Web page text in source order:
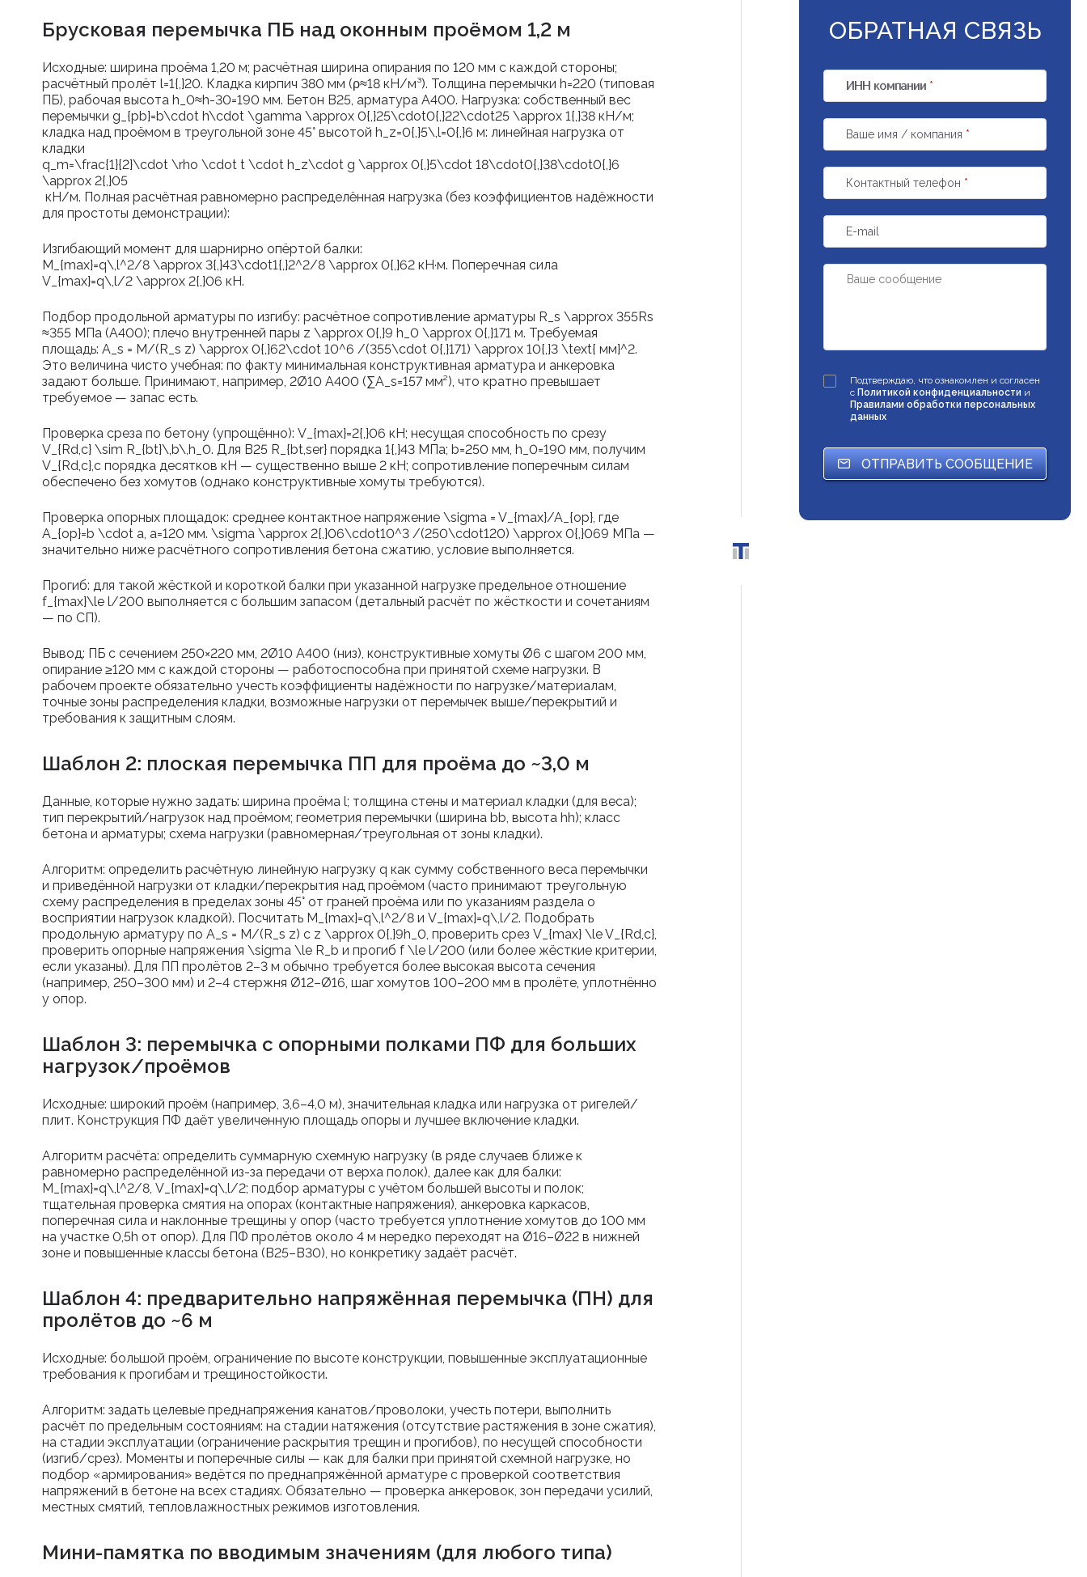
Брусковая перемычка ПБ над оконным проёмом 1,2 м
Исходные: ширина проёма 1,20 м; расчётная ширина опирания по 120 мм с каждой стороны;
расчётный пролёт l=1{,}20. Кладка кирпич 380 мм (ρ≈18 кН/м³). Толщина перемычки h=220 (типовая
ПБ), рабочая высота h_0≈h-30=190 мм. Бетон В25, арматура A400. Нагрузка: собственный вес
перемычки g_{pb}=b\cdot h\cdot \gamma \approx 0{,}25\cdot0{,}22\cdot25 \approx 1{,}38 кН/м;
кладка над проёмом в треугольной зоне 45° высотой h_z=0{,}5\,l=0{,}6 м: линейная нагрузка от
кладки
q_m=\frac{1}{2}\cdot \rho \cdot t \cdot h_z\cdot g \approx 0{,}5\cdot 18\cdot0{,}38\cdot0{,}6
\approx 2{,}05
кН/м. Полная расчётная равномерно распределённая нагрузка (без коэффициентов надёжности
для простоты демонстрации):
Изгибающий момент для шарнирно опёртой балки:
M_{max}=q\,l^2/8 \approx 3{,}43\cdot1{,}2^2/8 \approx 0{,}62 кН·м. Поперечная сила
V_{max}=q\,l/2 \approx 2{,}06 кН.
Подбор продольной арматуры по изгибу: расчётное сопротивление арматуры R_s \approx 355Rs
≈355 МПа (A400); плечо внутренней пары z \approx 0{,}9 h_0 \approx 0{,}171 м. Требуемая
площадь: A_s = M/(R_s z) \approx 0{,}62\cdot 10^6 /(355\cdot 0{,}171) \approx 10{,}3 \text{ мм}^2.
Это величина чисто учебная: по факту минимальная конструктивная арматура и анкеровка
задают больше. Принимают, например, 2Ø10 A400 (∑A_s=157 мм²), что кратно превышает
требуемое — запас есть.
Проверка среза по бетону (упрощённо): V_{max}=2{,}06 кН; несущая способность по срезу
V_{Rd,c} \sim R_{bt}\,b\,h_0. Для В25 R_{bt,ser} порядка 1{,}43 МПа; b=250 мм, h_0=190 мм, получим
V_{Rd,c}c порядка десятков кН — существенно выше 2 кН; сопротивление поперечным силам
обеспечено без хомутов (однако конструктивные хомуты требуются).
Проверка опорных площадок: среднее контактное напряжение \sigma = V_{max}/A_{op} , где
A_{op}=b \cdot a a=120 мм. \sigma \approx 2{,}06\cdot10^3 /(250\cdot120) \approx 0{,}069 МПа —
значительно ниже расчётного сопротивления бетона сжатию, условие выполняется.
Прогиб: для такой жёсткой и короткой балки при указанной нагрузке предельное отношение
f_{max}\le l/200 выполняется с большим запасом (детальный расчёт по жёсткости и сочетаниям
— по СП).
Вывод: ПБ с сечением 250×220 мм, 2Ø10 A400 (низ), конструктивные хомуты Ø6 с шагом 200 мм,
опирание ≥120 мм с каждой стороны — работоспособна при принятой схеме нагрузки. В
рабочем проекте обязательно учесть коэффициенты надёжности по нагрузке/материалам,
точные зоны распределения кладки, возможные нагрузки от перемычек выше/перекрытий и
требования к защитным слоям.
Шаблон 2: плоская перемычка ПП для проёма до ~3,0 м
Данные, которые нужно задать: ширина проёма l; толщина стены и материал кладки (для веса);
тип перекрытий/нагрузок над проёмом; геометрия перемычки (ширина bb , высота hh); класс
бетона и арматуры; схема нагрузки (равномерная/треугольная от зоны кладки).
Алгоритм: определить расчётную линейную нагрузку q как сумму собственного веса перемычки
и приведённой нагрузки от кладки/перекрытия над проёмом (часто принимают треугольную
схему распределения в пределах зоны 45° от граней проёма или по указаниям раздела о
восприятии нагрузок кладкой). Посчитать M_{max}=q\,l^2/8 и V_{max}=q\,l/2. Подобрать
продольную арматуру по A_s = M/(R_s z) с z \approx 0{,}9h_0 , проверить срез V_{max} \le V_{Rd,c}
проверить опорные напряжения \sigma \le R_b и прогиб f \le l/200 (или более жёсткие критерии,
если указаны). Для ПП пролётов 2–3 м обычно требуется более высокая высота сечения
(например, 250–300 мм) и 2–4 стержня Ø12–Ø16, шаг хомутов 100–200 мм в пролёте, уплотнённо
у опор.
Шаблон 3: перемычка с опорными полками ПФ для больших
нагрузок/проёмов
Исходные: широкий проём (например, 3,6–4,0 м), значительная кладка или нагрузка от ригелей/
плит. Конструкция ПФ даёт увеличенную площадь опоры и лучшее включение кладки.
Алгоритм расчёта: определить суммарную схемную нагрузку (в ряде случаев ближе к
равномерно распределённой из-за передачи от верха полок), далее как для балки:
M_{max}=q\,l^2/8 V_{max}=q\,l/2; подбор арматуры с учётом большей высоты и полок;
тщательная проверка смятия на опорах (контактные напряжения), анкеровка каркасов,
поперечная сила и наклонные трещины у опор (часто требуется уплотнение хомутов до 100 мм
на участке 0,5h от опор). Для ПФ пролётов около 4 м нередко переходят на Ø16–Ø22 в нижней
зоне и повышенные классы бетона (В25–В30), но конкретику задаёт расчёт.
Шаблон 4: предварительно напряжённая перемычка (ПН) для
пролётов до ~6 м
Исходные: большой проём, ограничение по высоте конструкции, повышенные эксплуатационные
требования к прогибам и трещиностойкости.
Алгоритм: задать целевые преднапряжения канатов/проволоки, учесть потери, выполнить
расчёт по предельным состояниям: на стадии натяжения (отсутствие растяжения в зоне сжатия),
на стадии эксплуатации (ограничение раскрытия трещин и прогибов), по несущей способности
(изгиб/срез). Моменты и поперечные силы — как для балки при принятой схемной нагрузке, но
подбор «армирования» ведётся по преднапряжённой арматуре с проверкой соответствия
напряжений в бетоне на всех стадиях. Обязательно — проверка анкеровок, зон передачи усилий,
местных смятий, тепловлажностных режимов изготовления.
Мини-памятка по вводимым значениям (для любого типа)
ОБРАТНАЯ СВЯЗЬ
ИНН компании *
Ваше имя / компания *
Контактный телефон *
E-mail
Подтверждаю, что ознакомлен и согласен
с Политикой конфиденциальности и
Правилами обработки персональных
данных
ОТПРАВИТЬ СООБЩЕНИЕ